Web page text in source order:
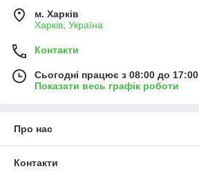
м. Харків
Харків, Україна
Контакти
Сьогодні працює з 08:00 до 17:00
Показати весь графік роботи
Про нас
Контакти